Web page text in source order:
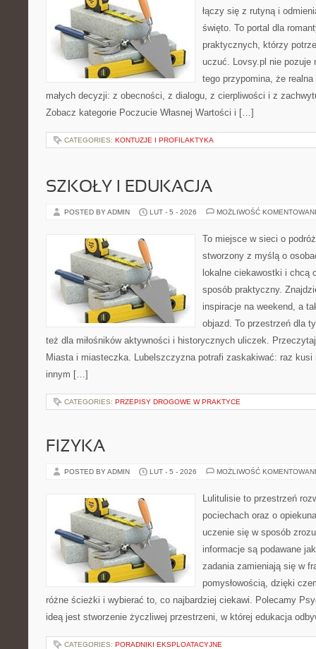
łączy się z rutyną i
święto. To portal dla
praktycznych, którzy
uczuć. Lovsy.pl nie pozuje
tego przypomina, że
małych decyzji: z obecności, z dialogu, z cierpliwości i z
Zobacz kategorie Poczucie Własnej Wartości i […]
CATEGORIES: KONTUZJE I PROFILAKTYKA
SZKOŁY I EDUKACJA
POSTED BY ADMIN LUT - 5 - 2026 MOŻLIWOŚĆ
To miejsce w sieci o
stworzony z myślą o
lokalne ciekawostki i chcą
sposób praktyczny.
inspiracje na weekend, a
objazd. To przestrzeń dla
też dla miłośników aktywności i historycznych uliczek.
Miasta i miasteczka. Lubelszczyzna potrafi zaskakiwać: raz
innym […]
CATEGORIES: PRZEPISY DROGOWE W PRAKTYCE
FIZYKA
POSTED BY ADMIN LUT - 5 - 2026 MOŻLIWOŚĆ
Lulitulisie to przestrzeń
pociechach oraz o
uczenie się w sposób
informacje są podawane
zadania zamieniają się w
pomysłowością, dzięki
różne ścieżki i wybierać to, co najbardziej ciekawi. Polecamy
ideą jest stworzenie życzliwej przestrzeni, w której edukacja
CATEGORIES: PORADNIKI EKSPLOATACYJNE